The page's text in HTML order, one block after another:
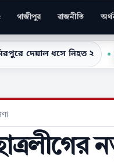
গাজীপুর রাজনীতি
২ চট্টগ্রাম